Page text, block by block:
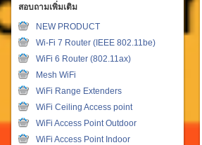
สอบถามเพิ่มเติม
NEW PRODUCT
Wi-Fi 7 Router (IEEE 802.11be)
WiFi 6 Router (802.11ax)
Mesh WiFi
WiFi Range Extenders
WiFi Ceiling Access point
WiFi Access Point Outdoor
WiFi Access Point Indoor